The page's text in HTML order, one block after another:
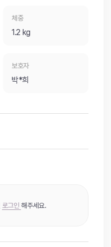
체중
1.2 kg
보호자
박*희
로그인 해주세요.